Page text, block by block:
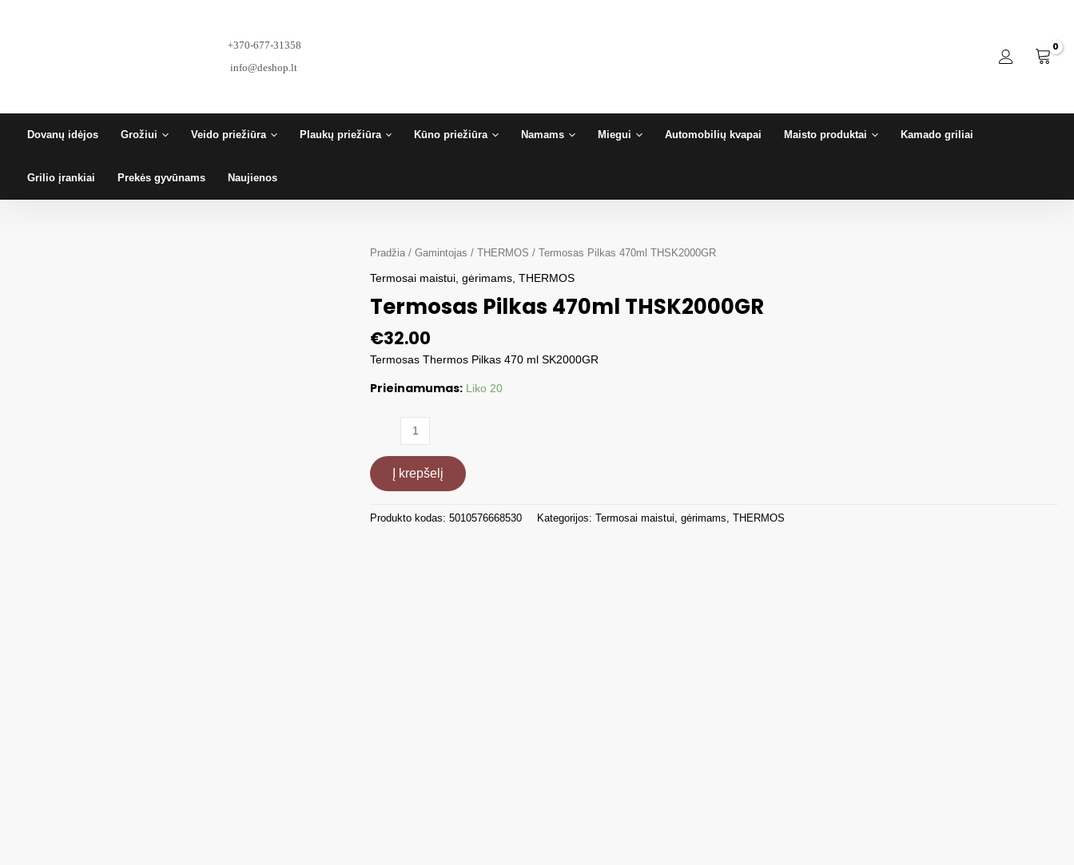
+370-677-31358
info@deshop.lt
Dovanų idėjos Grožiui Veido priežiūra Plaukų priežiūra Kūno priežiūra Namams Miegui Automobilių kvapai Maisto produktai Kamado griliai
Grilio įrankiai Prekės gyvūnams Naujienos
Pradžia /Gamintojas /THERMOS / Termosas Pilkas 470ml THSK2000GR
Termosai maistui, gėrimams ,THERMOS
Termosas Pilkas 470ml THSK2000GR
€32.00
Termosas Thermos Pilkas 470 ml SK2000GR
Prieinamumas: Liko 20
produkto
Termosas
Pilkas
470ml
THSK2000GR
Į krepšelį
Produkto kodas:5010576668530 Kategorijos:Termosai maistui, gėrimams,THERMOS